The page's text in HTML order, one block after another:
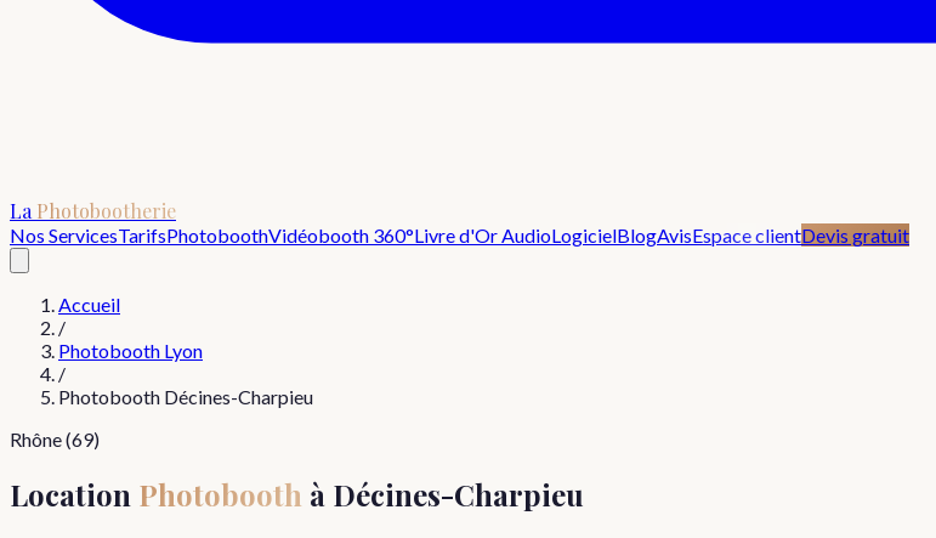
La Photobootherie
Nos ServicesTarifsPhotoboothVidéobooth 360°Livre d'Or AudioLogicielBlogAvisEspace clientDevis gratuit
Accueil
/
Photobooth Lyon
/
Photobooth Décines-Charpieu
Rhône(69)
Location Photobooth à Décines-Charpieu